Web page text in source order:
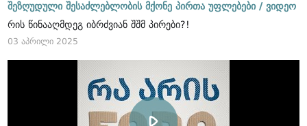
შეზღუდული შესაძლებლობის მქონე პირთა უფლებები / ვიდეო
რის წინააღმდეგ იბრძვიან შშმ პირები?!
03 აპრილი 2025